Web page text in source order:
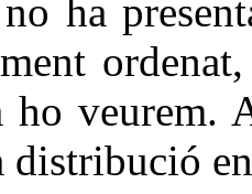
ha
veurem.
distribució